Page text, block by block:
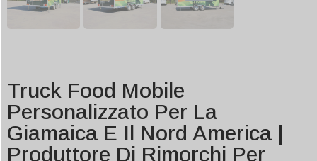
Truck Food Mobile
Personalizzato Per La
Giamaica E Il Nord America |
Produttore Di Rimorchi Per